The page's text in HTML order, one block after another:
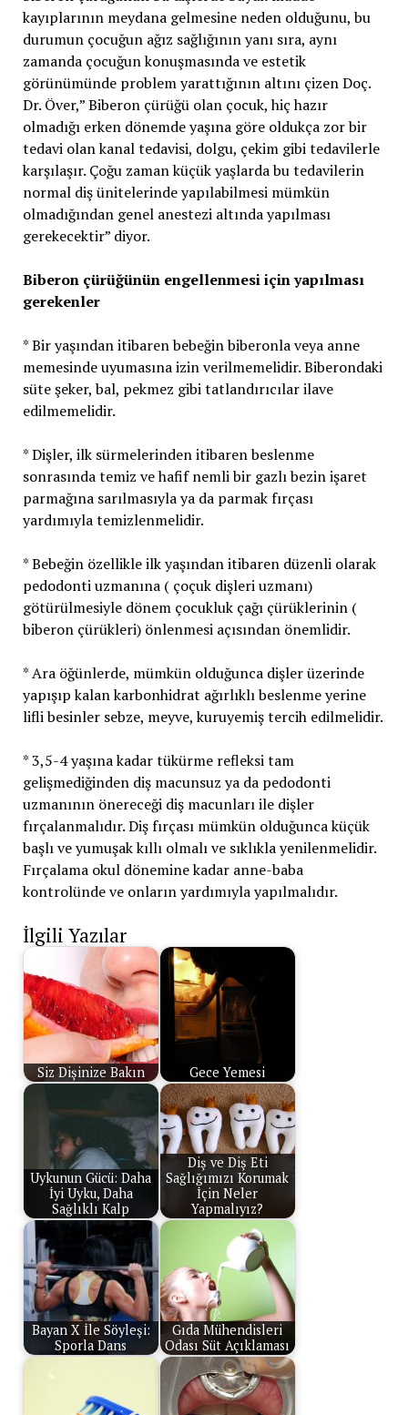
kayıplarının meydana gelmesine neden olduğunu, bu
durumun çocuğun ağız sağlığının yanı sıra, aynı
zamanda çocuğun konuşmasında ve estetik
görünümünde problem yarattığının altını çizen Doç.
Dr. Över,” Biberon çürüğü olan çocuk, hiç hazır
olmadığı erken dönemde yaşına göre oldukça zor bir
tedavi olan kanal tedavisi, dolgu, çekim gibi tedavilerle
karşılaşır. Çoğu zaman küçük yaşlarda bu tedavilerin
normal diş ünitelerinde yapılabilmesi mümkün
olmadığından genel anestezi altında yapılması
gerekecektir” diyor.
Biberon çürüğünün engellenmesi için yapılması
gerekenler
* Bir yaşından itibaren bebeğin biberonla veya anne
memesinde uyumasına izin verilmemelidir. Biberondaki
süte şeker, bal, pekmez gibi tatlandırıcılar ilave
edilmemelidir.
* Dişler, ilk sürmelerinden itibaren beslenme
sonrasında temiz ve hafif nemli bir gazlı bezin işaret
parmağına sarılmasıyla ya da parmak fırçası
yardımıyla temizlenmelidir.
* Bebeğin özellikle ilk yaşından itibaren düzenli olarak
pedodonti uzmanına ( çoçuk dişleri uzmanı)
götürülmesiyle dönem çocukluk çağı çürüklerinin (
biberon çürükleri) önlenmesi açısından önemlidir.
* Ara öğünlerde, mümkün olduğunca dişler üzerinde
yapışıp kalan karbonhidrat ağırlıklı beslenme yerine
lifli besinler sebze, meyve, kuruyemiş tercih edilmelidir.
* 3,5-4 yaşına kadar tükürme refleksi tam
gelişmediğinden diş macunsuz ya da pedodonti
uzmanının önereceği diş macunları ile dişler
fırçalanmalıdır. Diş fırçası mümkün olduğunca küçük
başlı ve yumuşak kıllı olmalı ve sıklıkla yenilenmelidir.
Fırçalama okul dönemine kadar anne-baba
kontrolünde ve onların yardımıyla yapılmalıdır.
İlgili Yazılar
Siz Dişinize Bakın Gece Yemesi
Uykunun Gücü: Daha
İyi Uyku, Daha
Sağlıklı Kalp
Diş ve Diş Eti
Sağlığımızı Korumak
İçin Neler
Yapmalıyız?
Bayan X İle Söyleşi:
Sporla Dans
Gıda Mühendisleri
Odası Süt Açıklaması